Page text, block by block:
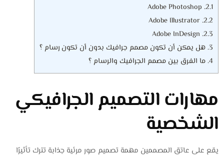
2.1.
2.2.
Adobe Illustrator
2.3.
3. هل يمكن أن تكون مصمم جرافيك بدون أن تكون رسام ؟
4. ما الفرق بين مصمم الجرافيك والرسام ؟
مهارات التصميم الجرافيكي
الشخصية
يقع على عاتق المصممين مهمة تصميم صور مرئية جذابة تترك تأثيرًا